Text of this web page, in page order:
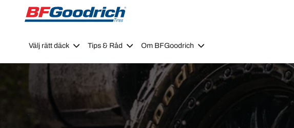
Go to page content
Go to page navigation
Välj rätt däck Tips & Råd Om BFGoodrich